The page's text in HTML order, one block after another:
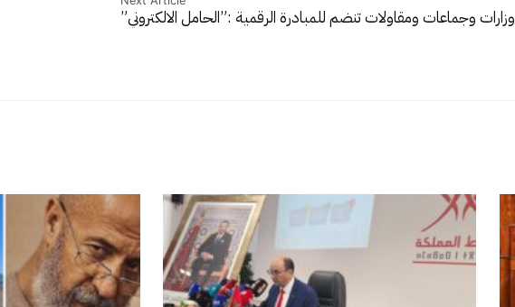
وزارات وجماعات ومقاولات تنضم للمبادرة الرقمية :”الحامل الالكتروني”